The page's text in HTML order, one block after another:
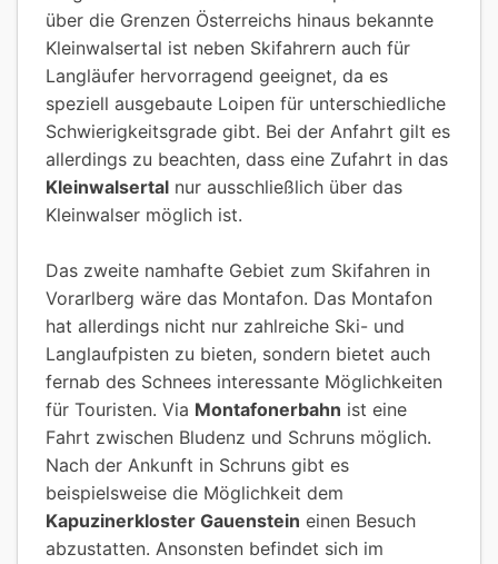
über die Grenzen Österreichs hinaus bekannte
Kleinwalsertal ist neben Skifahrern auch für
Langläufer hervorragend geeignet, da es
speziell ausgebaute Loipen für unterschiedliche
Schwierigkeitsgrade gibt. Bei der Anfahrt gilt es
allerdings zu beachten, dass eine Zufahrt in das
Kleinwalsertal nur ausschließlich über das
Kleinwalser möglich ist.
Das zweite namhafte Gebiet zum Skifahren in
Vorarlberg wäre das Montafon. Das Montafon
hat allerdings nicht nur zahlreiche Ski- und
Langlaufpisten zu bieten, sondern bietet auch
fernab des Schnees interessante Möglichkeiten
für Touristen. Via Montafonerbahn ist eine
Fahrt zwischen Bludenz und Schruns möglich.
Nach der Ankunft in Schruns gibt es
beispielsweise die Möglichkeit dem
Kapuzinerkloster Gauenstein einen Besuch
abzustatten. Ansonsten befindet sich im